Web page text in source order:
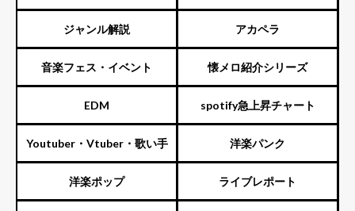
ジャンル解説 アカペラ
音楽フェス・イベント 懐メロ紹介シリーズ
EDM spotify急上昇チャート
Youtuber・Vtuber・歌い手 洋楽パンク
洋楽ポップ ライブレポート